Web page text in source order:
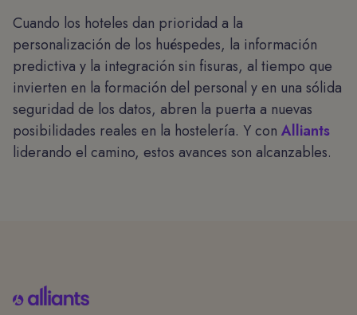
Cuando los hoteles dan prioridad a la
personalización de los huéspedes, la información
predictiva y la integración sin fisuras, al tiempo que
invierten en la formación del personal y en una sólida
seguridad de los datos, abren la puerta a nuevas
posibilidades reales en la hostelería. Y con Alliants
liderando el camino, estos avances son alcanzables.